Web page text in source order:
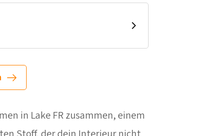
in Lake FR zusammen, einem